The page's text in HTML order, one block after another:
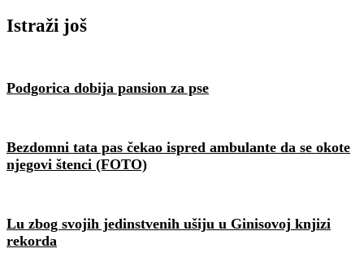
Istraži još
Podgorica dobija pansion za pse
Bezdomni tata pas čekao ispred ambulante da se okote
njegovi štenci (FOTO)
Lu zbog svojih jedinstvenih ušiju u Ginisovoj knjizi
rekorda